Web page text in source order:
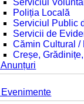
Serviciul
Poliția Locală
Serviciul Public
Servicii de
Cămin Cultural /
Creșe,
Anunțuri
Evenimente